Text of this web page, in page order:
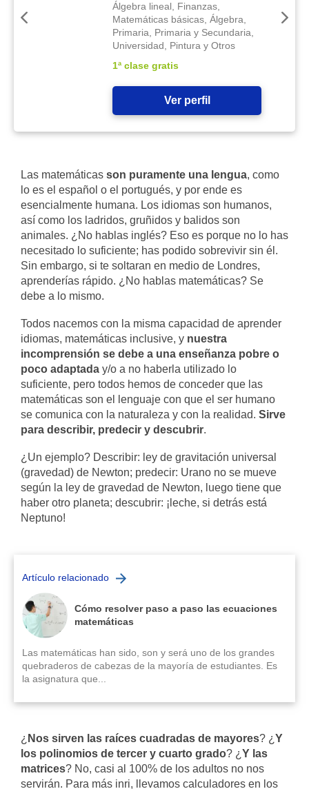
Álgebra lineal, Finanzas,
Matemáticas básicas, Álgebra,
Primaria, Primaria y Secundaria,
Universidad, Pintura y Otros
1ª clase gratis
Ver perfil
Las matemáticas son puramente una lengua, como
lo es el español o el portugués, y por ende es
esencialmente humana. Los idiomas son humanos,
así como los ladridos, gruñidos y balidos son
animales. ¿No hablas inglés? Eso es porque no lo has
necesitado lo suficiente; has podido sobrevivir sin él.
Sin embargo, si te soltaran en medio de Londres,
aprenderías rápido. ¿No hablas matemáticas? Se
debe a lo mismo.
Todos nacemos con la misma capacidad de aprender
idiomas, matemáticas inclusive, y nuestra
incomprensión se debe a una enseñanza pobre o
poco adaptada y/o a no haberla utilizado lo
suficiente, pero todos hemos de conceder que las
matemáticas son el lenguaje con que el ser humano
se comunica con la naturaleza y con la realidad. Sirve
para describir, predecir y descubrir.
¿Un ejemplo? Describir: ley de gravitación universal
(gravedad) de Newton; predecir: Urano no se mueve
según la ley de gravedad de Newton, luego tiene que
haber otro planeta; descubrir: ¡leche, si detrás está
Neptuno!
Artículo relacionado
Cómo resolver paso a paso las ecuaciones
matemáticas
Las matemáticas han sido, son y será uno de los grandes
quebraderos de cabezas de la mayoría de estudiantes. Es
la asignatura que...
¿ Nos sirven las raíces cuadradas de mayores? ¿ Y
los polinomios de tercer y cuarto grado? ¿ Y las
matrices? No, casi al 100% de los adultos no nos
servirán. Para más inri, llevamos calculadores en los